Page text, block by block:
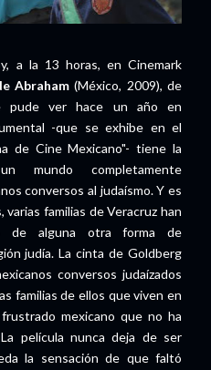
a la 13 horas, en Cinemark
Abraham (México, 2009), de
pude ver hace un año en
-que se exhibe en el
de Cine Mexicano"- tiene la
mundo completamente
conversos al judaísmo. Y es
familias de Veracruz han
de alguna otra forma de
judía. La cinta de Goldberg
conversos judaízados
familias de ellos que viven en
mexicano que no ha
película nunca deja de ser
la sensación de que faltó